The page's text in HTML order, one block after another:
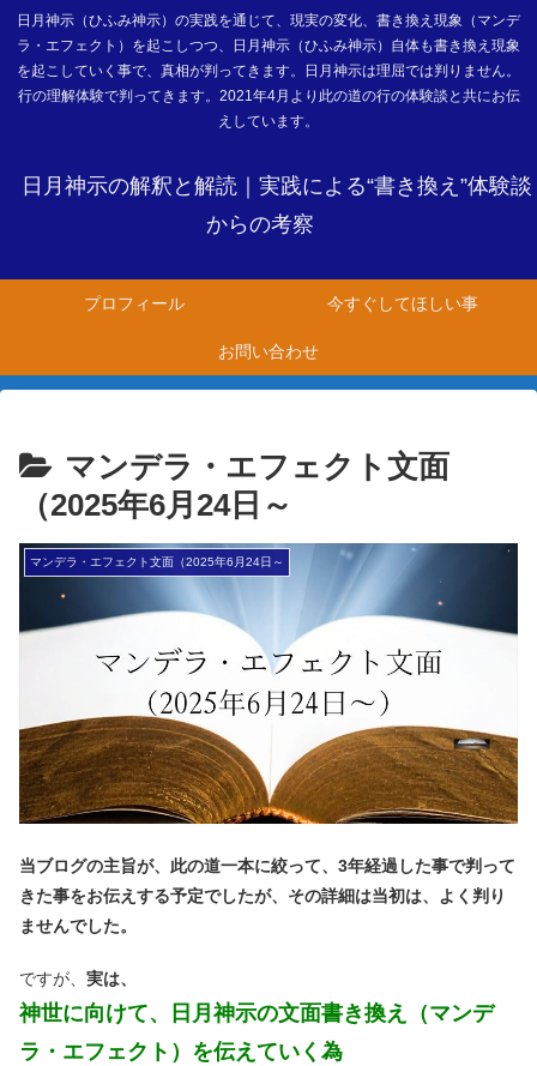
日月神示（ひふみ神示）の実践を通じて、現実の変化、書き換え現象（マンデ
ラ・エフェクト）を起こしつつ、日月神示（ひふみ神示）自体も書き換え現象
を起こしていく事で、真相が判ってきます。日月神示は理屈では判りません。
行の理解体験で判ってきます。2021年4月より此の道の行の体験談と共にお伝
えしています。
日月神示の解釈と解読｜実践による“書き換え”体験談
からの考察
プロフィール 今すぐしてほしい事
お問い合わせ
マンデラ・エフェクト文面
（2025年6月24日～
マンデラ・エフェクト文面（2025年6月24日～
当ブログの主旨が、此の道一本に絞って、3年経過した事で判って
きた事をお伝えする予定でしたが、その詳細は当初は、よく判り
ませんでした。
ですが、 実は、
神世に向けて、日月神示の文面書き換え（マンデ
ラ・エフェクト）を伝えていく為